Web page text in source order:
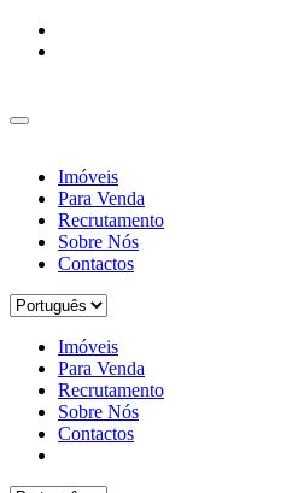
Imóveis
Para Venda
Recrutamento
Sobre Nós
Contactos
Imóveis
Para Venda
Recrutamento
Sobre Nós
Contactos